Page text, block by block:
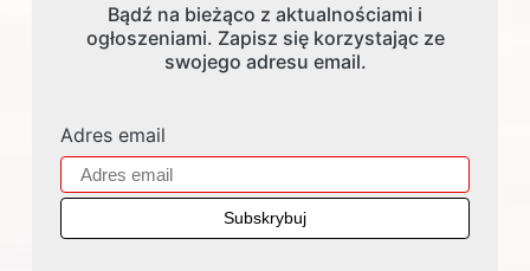
Bądź na bieżąco z aktualnościami i
ogłoszeniami. Zapisz się korzystając ze
swojego adresu email.
Adres email